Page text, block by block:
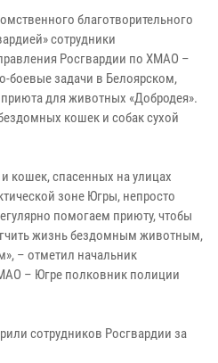
благотворительного
сотрудники
Росгвардии по ХМАО –
задачи в Белоярском,
для животных «Добродея».
кошек и собак сухой
кошек, спасенных на улицах
зоне Югры, непросто
помогаем приюту, чтобы
жизнь бездомным животным,
– отметил начальник
– Югре полковник полиции
сотрудников Росгвардии за